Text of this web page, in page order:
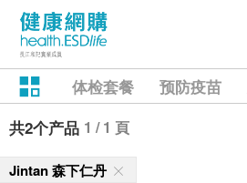
体检套餐 预防疫苗
共2个产品 1 / 1 頁
Jintan 森下仁丹